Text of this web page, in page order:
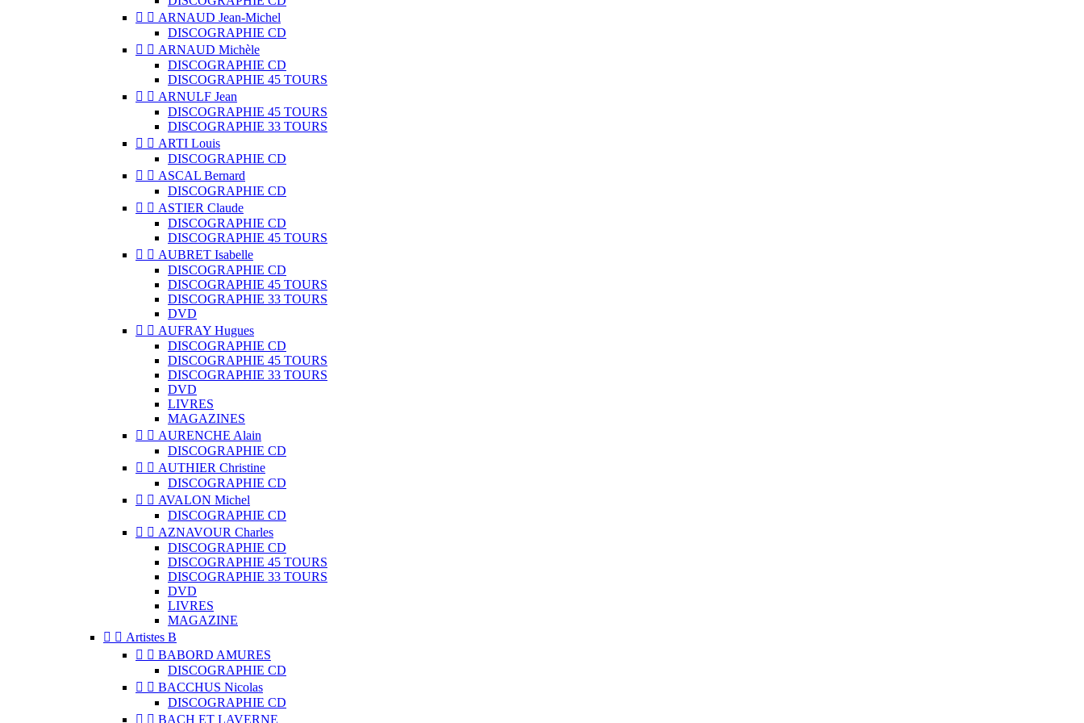
  ARNAUD Jean-Michel
DISCOGRAPHIE CD
  ARNAUD Michèle
DISCOGRAPHIE CD
DISCOGRAPHIE 45 TOURS
  ARNULF Jean
DISCOGRAPHIE 45 TOURS
DISCOGRAPHIE 33 TOURS
  ARTI Louis
DISCOGRAPHIE CD
  ASCAL Bernard
DISCOGRAPHIE CD
  ASTIER Claude
DISCOGRAPHIE CD
DISCOGRAPHIE 45 TOURS
  AUBRET Isabelle
DISCOGRAPHIE CD
DISCOGRAPHIE 45 TOURS
DISCOGRAPHIE 33 TOURS
DVD
  AUFRAY Hugues
DISCOGRAPHIE CD
DISCOGRAPHIE 45 TOURS
DISCOGRAPHIE 33 TOURS
DVD
LIVRES
MAGAZINES
  AURENCHE Alain
DISCOGRAPHIE CD
  AUTHIER Christine
DISCOGRAPHIE CD
  AVALON Michel
DISCOGRAPHIE CD
  AZNAVOUR Charles
DISCOGRAPHIE CD
DISCOGRAPHIE 45 TOURS
DISCOGRAPHIE 33 TOURS
DVD
LIVRES
MAGAZINE
  Artistes B
  BABORD AMURES
DISCOGRAPHIE CD
  BACCHUS Nicolas
DISCOGRAPHIE CD
  BACH ET LAVERNE